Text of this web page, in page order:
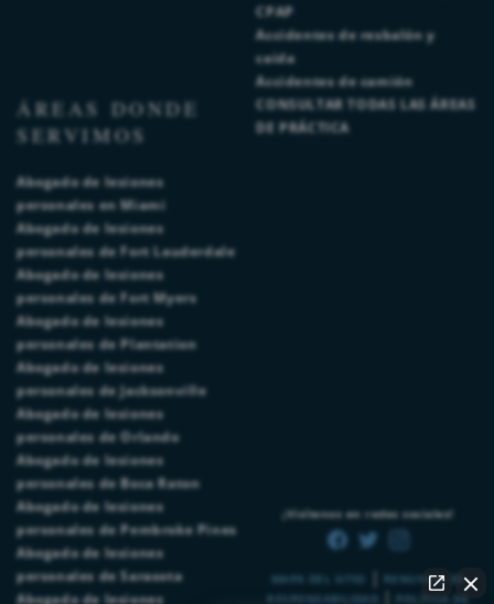
CPAP
Accidentes de resbalón y
caída
Accidentes de camión
CONSULTAR TODAS LAS ÁREAS
DE PRÁCTICA
ÁREAS DONDE
SERVIMOS
Abogado de lesiones
personales en Miami
Abogado de lesiones
personales de Fort Lauderdale
Abogado de lesiones
personales de Fort Myers
Abogado de lesiones
personales de Plantation
Abogado de lesiones
personales de Jacksonville
Abogado de lesiones
personales de Orlando
Abogado de lesiones
personales de Boca Raton
Abogado de lesiones
personales de Pembroke Pines
Abogado de lesiones
personales de Sarasota
Abogado de lesiones
MAPA DEL SITIO
RENUNCIA DE
RESPONSABILIDAD
POLÍTICA DE
¡Visítenos en redes sociales!